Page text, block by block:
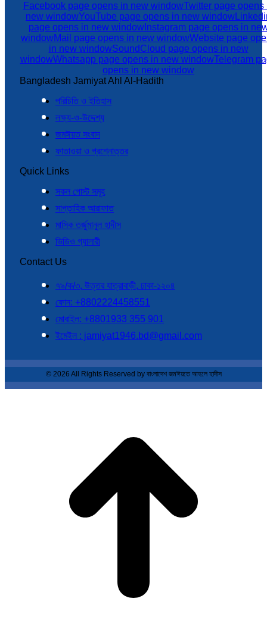
Facebook page opens in new windowTwitter page opens
new windowYouTube page opens in new window
page opens in new windowInstagram page opens in
windowMail page opens in new windowWebsite page
in new windowSoundCloud page opens in new
windowWhatsapp page opens in new windowTelegram
opens in new window
Bangladesh Jamiyat Ahl Al-Hadith
পরিচিতি ও ইতিহাস
লক্ষ্য-ও-উদ্দেশ্য
জমঈয়ত সংবাদ
ফাতাওয়া ও প্রশ্নোত্তর
Quick Links
সকল পোস্ট সমূহ
সাপ্তাহিক আরাফাত
মাসিক তর্জুমানুল হাদীস
ভিডিও গ্যালারী
Contact Us
৭৯/ক/৩, উত্তর যাত্রাবাড়ী, ঢাকা-১২০৪
ফোন: +8802224458551
মোবাইল: +8801933 355 901
ইমেইল : jamiyat1946.bd@gmail.com
© 2026 All Rights Reserved by বাংলাদেশ জমঈয়তে আহলে হাদীস